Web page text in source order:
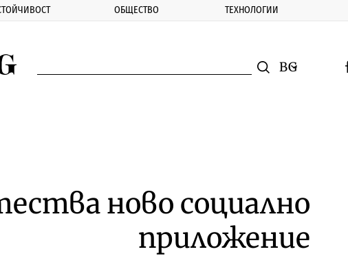
ОБЩЕСТВО ТЕХНОЛОГИИ
Смяна на
ново социално
приложение